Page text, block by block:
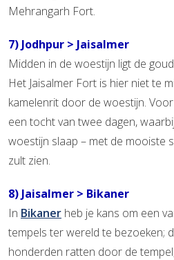
Mehrangarh Fort.
7) Jodhpur > Jaisalmer
Midden in de woestijn ligt de
Het Jaisalmer Fort is hier niet te
kamelenrit door de woestijn.
een tocht van twee dagen,
woestijn slaap – met de mooiste
zult zien.
8) Jaisalmer > Bikaner
In Bikaner heb je kans om een
tempels ter wereld te bezoeken;
honderden ratten door de